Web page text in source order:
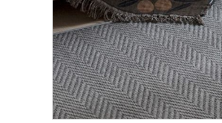
Sileäksi kudotut matot
Pyöreät matot
Lyhytnukkaiset matot
Kylpyhuoneen matot